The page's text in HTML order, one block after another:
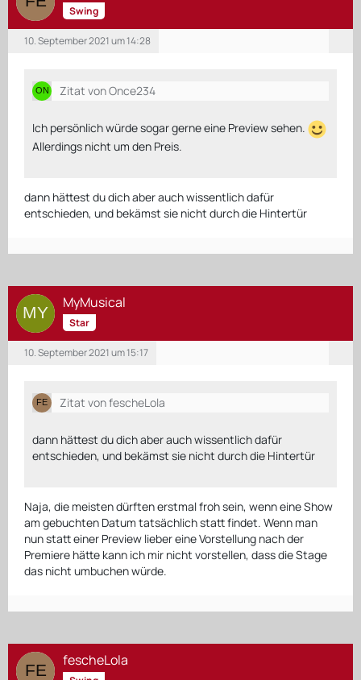
Swing
10. September 2021 um 14:28
Zitat von Once234
Ich persönlich würde sogar gerne eine Preview sehen.
Allerdings nicht um den Preis.
dann hättest du dich aber auch wissentlich dafür
entschieden, und bekämst sie nicht durch die Hintertür
MyMusical
Star
10. September 2021 um 15:17
Zitat von fescheLola
dann hättest du dich aber auch wissentlich dafür
entschieden, und bekämst sie nicht durch die Hintertür
Naja, die meisten dürften erstmal froh sein, wenn eine Show
am gebuchten Datum tatsächlich statt findet. Wenn man
nun statt einer Preview lieber eine Vorstellung nach der
Premiere hätte kann ich mir nicht vorstellen, dass die Stage
das nicht umbuchen würde.
fescheLola